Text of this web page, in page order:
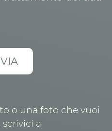
o una foto che vuoi
scrivici a